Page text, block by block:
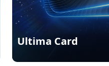
Ultima Card